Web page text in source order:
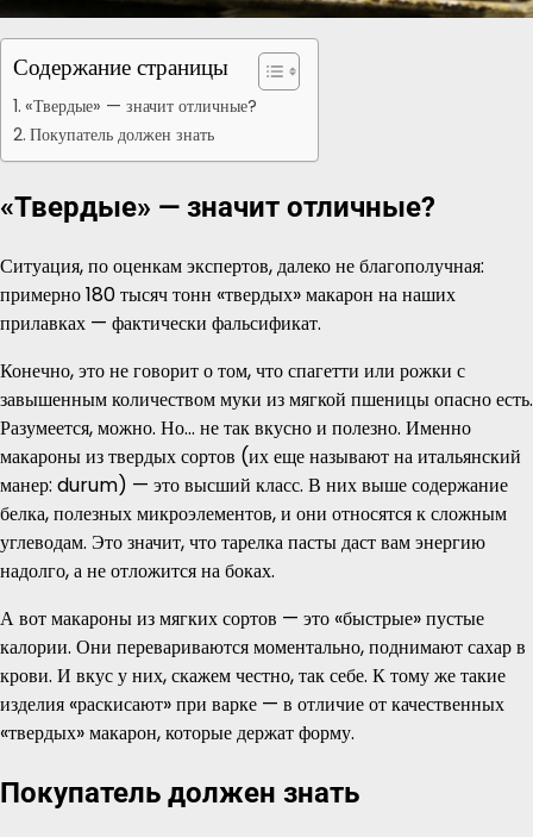
Содержание страницы
«Твердые» — значит отличные?
Покупатель должен знать
«Твердые» — значит отличные?
Ситуация, по оценкам экспертов, далеко не благополучная:
примерно 180 тысяч тонн «твердых» макарон на наших
прилавках — фактически фальсификат.
Конечно, это не говорит о том, что спагетти или рожки с
завышенным количеством муки из мягкой пшеницы опасно есть.
Разумеется, можно. Но… не так вкусно и полезно. Именно
макароны из твердых сортов (их еще называют на итальянский
манер: durum) — это высший класс. В них выше содержание
белка, полезных микроэлементов, и они относятся к сложным
углеводам. Это значит, что тарелка пасты даст вам энергию
надолго, а не отложится на боках.
А вот макароны из мягких сортов — это «быстрые» пустые
калории. Они перевариваются моментально, поднимают сахар в
крови. И вкус у них, скажем честно, так себе. К тому же такие
изделия «раскисают» при варке — в отличие от качественных
«твердых» макарон, которые держат форму.
Покупатель должен знать